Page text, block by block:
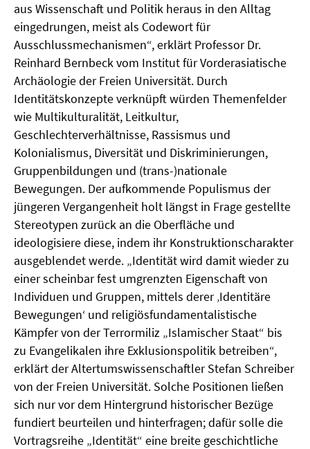
aus Wissenschaft und Politik heraus in den Alltag
eingedrungen, meist als Codewort für
Ausschlussmechanismen“, erklärt Professor Dr.
Reinhard Bernbeck vom Institut für Vorderasiatische
Archäologie der Freien Universität. Durch
Identitätskonzepte verknüpft würden Themenfelder
wie Multikulturalität, Leitkultur,
Geschlechterverhältnisse, Rassismus und
Kolonialismus, Diversität und Diskriminierungen,
Gruppenbildungen und (trans-)nationale
Bewegungen. Der aufkommende Populismus der
jüngeren Vergangenheit holt längst in Frage gestellte
Stereotypen zurück an die Oberfläche und
ideologisiere diese, indem ihr Konstruktionscharakter
ausgeblendet werde. „Identität wird damit wieder zu
einer scheinbar fest umgrenzten Eigenschaft von
Individuen und Gruppen, mittels derer ‚Identitäre
Bewegungen‘ und religiösfundamentalistische
Kämpfer von der Terrormiliz „Islamischer Staat“ bis
zu Evangelikalen ihre Exklusionspolitik betreiben“,
erklärt der Altertumswissenschaftler Stefan Schreiber
von der Freien Universität. Solche Positionen ließen
sich nur vor dem Hintergrund historischer Bezüge
fundiert beurteilen und hinterfragen; dafür solle die
Vortragsreihe „Identität“ eine breite geschichtliche